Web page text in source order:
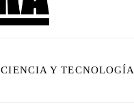
CIENCIA Y TECNOLOGÍA